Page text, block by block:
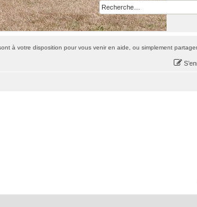
à votre disposition pour vous venir en aide, ou simplement